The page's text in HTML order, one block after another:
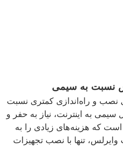
نسبت به سیمی
نصب و راه‌اندازی کمتری نسبت
به اینترنت، نیاز به حفر و
که هزینه‌های زیادی را به
وایرلس، تنها با نصب تجهیزات